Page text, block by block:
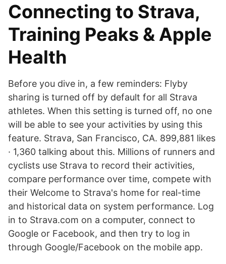
Connecting to Strava,
Training Peaks & Apple
Health
Before you dive in, a few reminders: Flyby
sharing is turned off by default for all Strava
athletes. When this setting is turned off, no one
will be able to see your activities by using this
feature. Strava, San Francisco, CA. 899,881 likes
· 1,360 talking about this. Millions of runners and
cyclists use Strava to record their activities,
compare performance over time, compete with
their Welcome to Strava's home for real-time
and historical data on system performance. Log
in to Strava.com on a computer, connect to
Google or Facebook, and then try to log in
through Google/Facebook on the mobile app.